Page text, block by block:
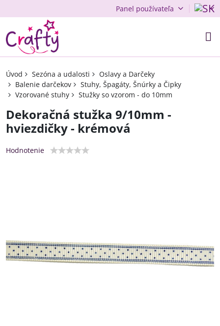
Panel používateľa
Úvod Sezóna a udalosti
Oslavy a Darčeky
Balenie darčekov
Stuhy, Špagáty, Šnúrky a Čipky
Vzorované stuhy
Stužky so vzorom - do 10mm
Dekoračná stužka 9/10mm -
hviezdičky - krémová
Hodnotenie